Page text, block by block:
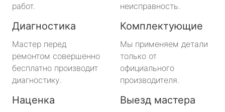
работ.
неисправность.
Диагностика
Мастер перед
ремонтом совершенно
бесплатно производит
диагностику.
Комплектующие
Мы применяем детали
только от
официального
производителя.
Наценка Выезд мастера